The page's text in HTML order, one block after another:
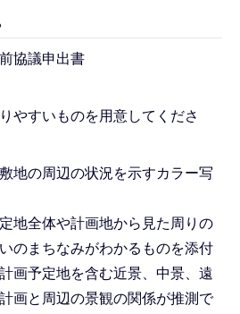
協議申出書
やすいものを用意してくださ
地の周辺の状況を示すカラー写
地全体や計画地から見た周りの
のまちなみがわかるものを添付
画予定地を含む近景、中景、遠
画と周辺の景観の関係が推測で